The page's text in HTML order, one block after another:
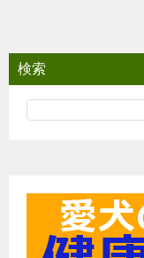
ビ
ゲ
検索